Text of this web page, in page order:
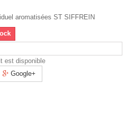
aromatisées ST SIFFREIN
est disponible
Google+